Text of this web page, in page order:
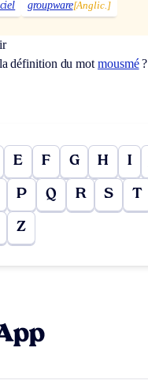
groupware[Anglic.]
définition du motmousmé?
E F G H I
P Q R S T
Z